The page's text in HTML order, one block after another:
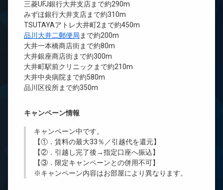
三菱UFJ銀行大井支店まで約290m
みずほ銀行大井支店まで約310m
TSUTAYAアトレ大井町2まで約450m
品川大井二郵便局 まで約200m
大井一本橋商店街まで約80m
大井銀座商店街まで約300m
大井町駅前クリニックまで約210m
大井中央病院まで約580m
品川区役所まで約350m
キャンペーン情報
キャンペーン中です。
【①．賃料の最大33％／引越代を還元】
【②．引越し完了後→指定口座へ振込】
【③．限定キャンペーンとの併用不可】
※キャンペーン内容はお部屋により異なります。